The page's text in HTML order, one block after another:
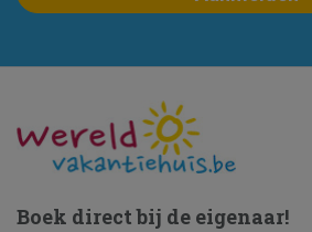
Boek direct bij de eigenaar!